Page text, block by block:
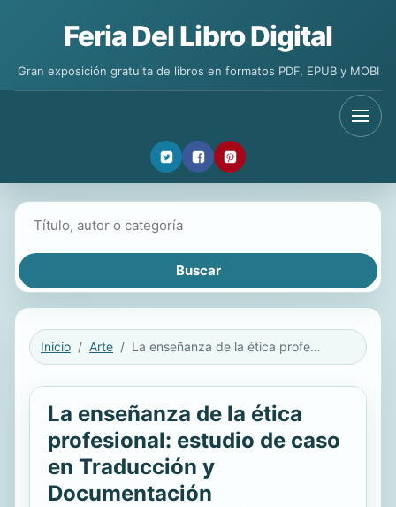
Feria Del Libro Digital
Gran exposición gratuita de libros en formatos PDF, EPUB y MOBI
Inicio Arte La enseñanza de la ética profesional: estudio de caso en Traducción y Documentación
La enseñanza de la ética
profesional: estudio de caso
en Traducción y
Documentación